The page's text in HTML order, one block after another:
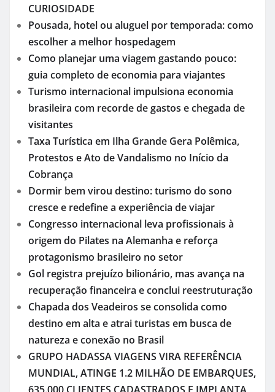
CURIOSIDADE
Pousada, hotel ou aluguel por temporada: como
escolher a melhor hospedagem
Como planejar uma viagem gastando pouco:
guia completo de economia para viajantes
Turismo internacional impulsiona economia
brasileira com recorde de gastos e chegada de
visitantes
Taxa Turística em Ilha Grande Gera Polêmica,
Protestos e Ato de Vandalismo no Início da
Cobrança
Dormir bem virou destino: turismo do sono
cresce e redefine a experiência de viajar
Congresso internacional leva profissionais à
origem do Pilates na Alemanha e reforça
protagonismo brasileiro no setor
Gol registra prejuízo bilionário, mas avança na
recuperação financeira e conclui reestruturação
Chapada dos Veadeiros se consolida como
destino em alta e atrai turistas em busca de
natureza e conexão no Brasil
GRUPO HADASSA VIAGENS VIRA REFERÊNCIA
MUNDIAL, ATINGE 1.2 MILHÃO DE EMBARQUES,